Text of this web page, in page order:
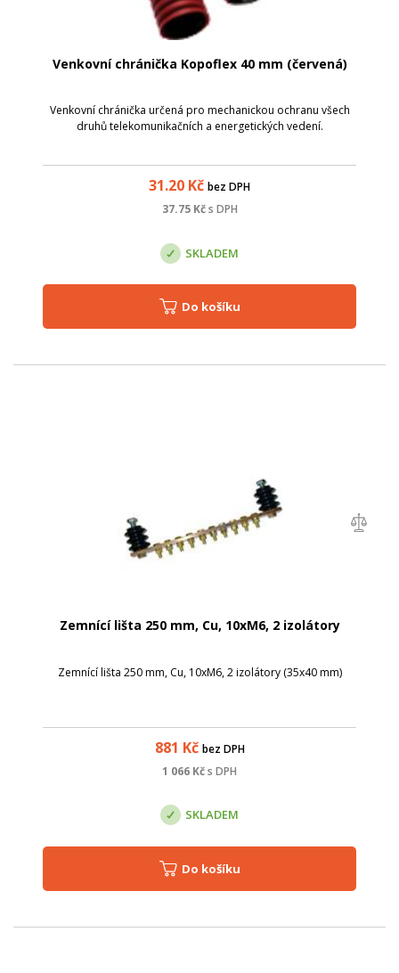
Venkovní chránička Kopoflex 40 mm (červená)
Venkovní chránička určená pro mechanickou ochranu všech
druhů telekomunikačních a energetických vedení.
31.20 Kč bez DPH
37.75Kč s DPH
SKLADEM
Do košíku
Zemnící lišta 250 mm, Cu, 10xM6, 2 izolátory
Zemnící lišta 250 mm, Cu, 10xM6, 2 izolátory (35x40 mm)
881 Kč bez DPH
1 066 Kčs DPH
SKLADEM
Do košíku